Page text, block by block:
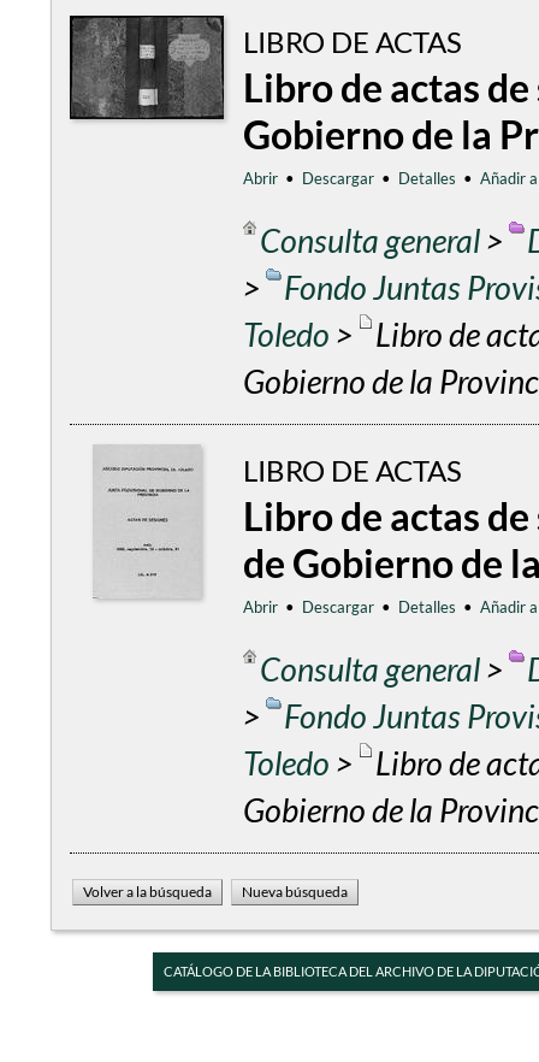
LIBRO DE ACTAS
Libro de actas
Gobierno de la
Abrir • Descargar • Detalles • Añadir
Consulta general>
>
Fondo Juntas
Toledo >
Libro de
Gobierno de la
LIBRO DE ACTAS
Libro de actas
de Gobierno de
Abrir • Descargar • Detalles • Añadir
Consulta general>
>
Fondo Juntas
Toledo >
Libro de
Gobierno de la
CATÁLOGO DE LA BIBLIOTECA DEL ARCHIVO DE LA